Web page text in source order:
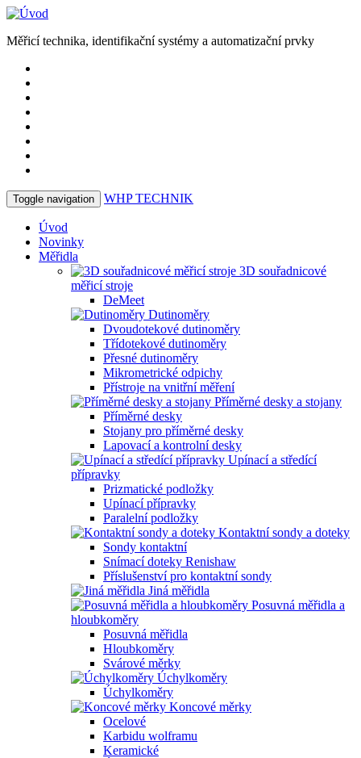
Měřicí technika, identifikační systémy a automatizační prvky
Toggle navigation WHPTECHNIK
Úvod
Novinky
Měřidla
3D souřadnicové
měřicí stroje
DeMeet
Dutinoměry
Dvoudotekové dutinoměry
Třídotekové dutinoměry
Přesné dutinoměry
Mikrometrické odpichy
Přístroje na vnitřní měření
Příměrné desky a stojany
Příměrné desky
Stojany pro příměrné desky
Lapovací a kontrolní desky
Upínací a středící
přípravky
Prizmatické podložky
Upínací přípravky
Paralelní podložky
Kontaktní sondy a doteky
Sondy kontaktní
Snímací doteky Renishaw
Příslušenství pro kontaktní sondy
Jiná měřidla
Posuvná měřidla a
hloubkoměry
Posuvná měřidla
Hloubkoměry
Svárové měrky
Úchylkoměry
Úchylkoměry
Koncové měrky
Ocelové
Karbidu wolframu
Keramické